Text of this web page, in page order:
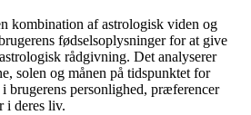
kombination af astrologisk viden og
fødselsoplysninger for at give
rådgivning. Det analyserer
solen og månen på tidspunktet for
brugerens personlighed, præferencer
i deres liv.